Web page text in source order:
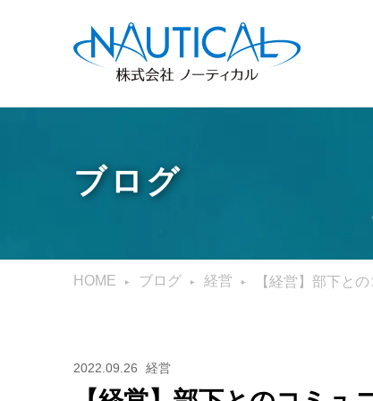
ブログ
HOME ブログ 経営 【経営】部下と
2022.09.26 経営